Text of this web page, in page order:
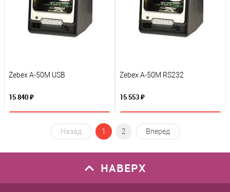
Zebex A-50M USB
15 840 ₽
В корзину
Под заказ
Zebex A-50M RS232
15 553 ₽
В избранное
Под заказ
Назад 1 2 Вперед
НАВЕРХ